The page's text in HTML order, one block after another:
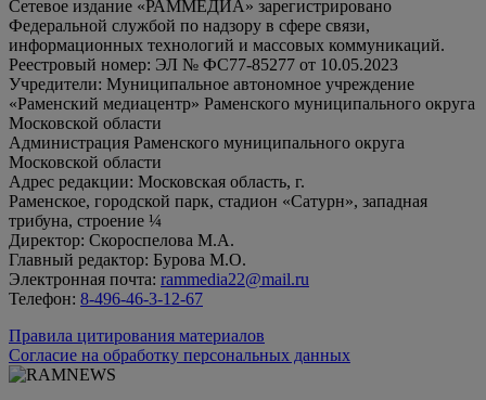
Сетевое издание «РАММЕДИА» зарегистрировано
Федеральной службой по надзору в сфере связи,
информационных технологий и массовых коммуникаций.
Реестровый номер: ЭЛ № ФС77-85277 от 10.05.2023
Учредители: Муниципальное автономное учреждение
«Раменский медиацентр» Раменского муниципального округа
Московской области
Администрация Раменского муниципального округа
Московской области
Адрес редакции: Московская область, г.
Раменское, городской парк, стадион «Сатурн», западная
трибуна, строение ¼
Директор: Скороспелова М.А.
Главный редактор: Бурова М.О.
Электронная почта: rammedia22@mail.ru
Телефон: 8-496-46-3-12-67
Правила цитирования материалов
Согласие на обработку персональных данных